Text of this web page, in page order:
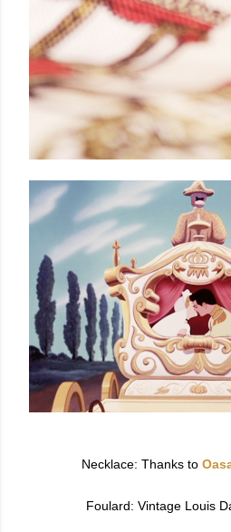
Necklace: Thanks to
Foulard: Vintage Louis